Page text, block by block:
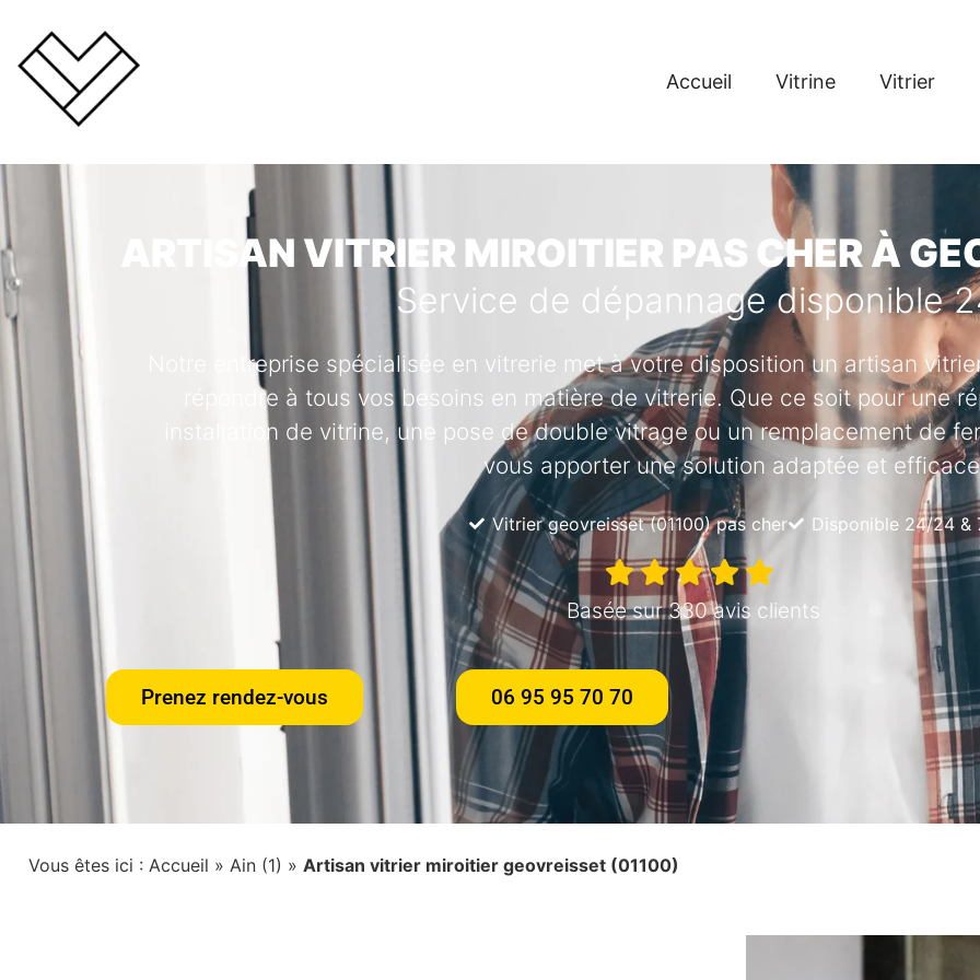
Accueil Vitrine Vitrier
ARTISAN VITRIER MIROITIER PAS CHER À
Service de dépannage disponible
Notre entreprise spécialisée en vitrerie met à votre disposition un artisan
répondre à tous vos besoins en matière de vitrerie. Que ce soit pour une
installation de vitrine, une pose de double vitrage ou un remplacement de
vous apporter une solution adaptée et
Vitrier geovreisset (01100) pas cher Disponible 24/24 &
Basée sur 330 avis clients
Prenez rendez-vous 06 95 95 70 70
Vous êtes ici : Accueil » Ain (1) » Artisan vitrier miroitier geovreisset (01100)